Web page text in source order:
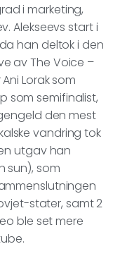
i marketing,
Alekseevs start i
han deltok i den
av The Voice –
Lorak som
som semifinalist,
den mest
vandring tok
utgav han
sun), som
stater, samt 2
ble set mere